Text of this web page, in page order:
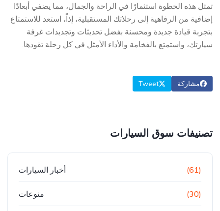
تمثل هذه الخطوة استثمارًا في الراحة والجمال، مما يضفي أبعادًا
إضافية من الرفاهية إلى رحلاتك المستقبلية، إذاً، استعد للاستمتاع
بتجربة قيادة جديدة ومحسنة بفضل تحديثات وتجديدات غرفة
سيارتك، واستمتع بالفخامة والأداء الأمثل في كل رحلة تقودها.
مشاركة Tweet
تصنيفات سوق السيارات
أخبار السيارات (61)
منوعات (30)